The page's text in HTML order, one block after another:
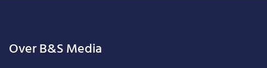
Over B&S Media